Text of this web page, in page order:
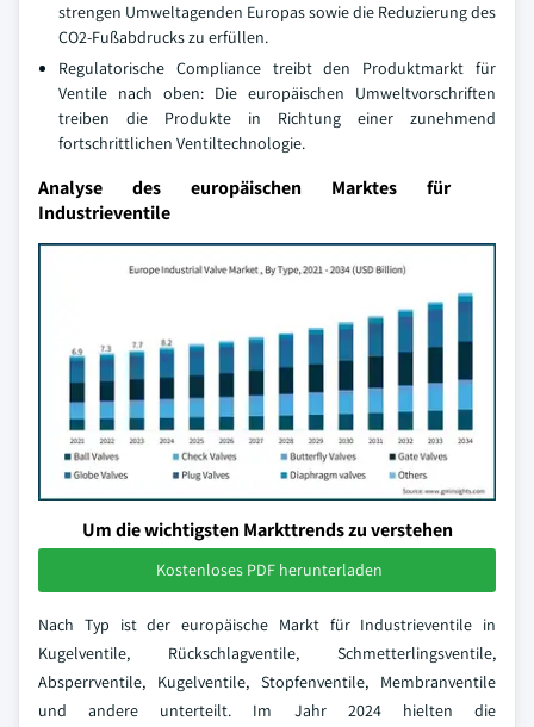
strengen Umweltagenden Europas sowie die Reduzierung des
CO2-Fußabdrucks zu erfüllen.
Regulatorische Compliance treibt den Produktmarkt für
Ventile nach oben: Die europäischen Umweltvorschriften
treiben die Produkte in Richtung einer zunehmend
fortschrittlichen Ventiltechnologie.
Analyse des europäischen Marktes für
Industrieventile
Um die wichtigsten Markttrends zu verstehen
Kostenloses PDF herunterladen
Nach Typ ist der europäische Markt für Industrieventile in
Kugelventile, Rückschlagventile, Schmetterlingsventile,
Absperrventile, Kugelventile, Stopfenventile, Membranventile
und andere unterteilt. Im Jahr 2024 hielten die